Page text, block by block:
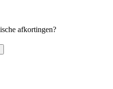
afkortingen?